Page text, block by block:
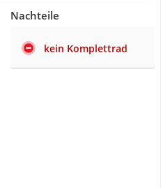
Nachteile
kein Komplettrad